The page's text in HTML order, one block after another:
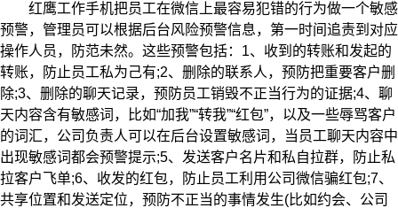
红鹰工作手机把员工在微信上最容易犯错的行为做一个敏感
预警，管理员可以根据后台风险预警信息，第一时间追责到对应
操作人员，防范未然。这些预警包括：1、收到的转账和发起的
转账，防止员工私为己有;2、删除的联系人，预防把重要客户删
除;3、删除的聊天记录，预防员工销毁不正当行为的证据;4、聊
天内容含有敏感词，比如“加我”“转我”“红包”，以及一些辱骂客户
的词汇，公司负责人可以在后台设置敏感词，当员工聊天内容中
出现敏感词都会预警提示;5、发送客户名片和私自拉群，防止私
拉客户飞单;6、收发的红包，防止员工利用公司微信骗红包;7、
共享位置和发送定位，预防不正当的事情发生(比如约会、公司